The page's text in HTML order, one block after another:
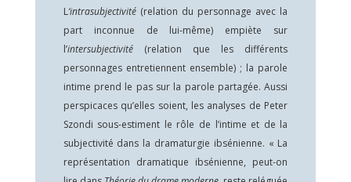
L‘intrasubjectivité (relation du personnage avec la
part inconnue de lui-même) empiète sur
l’intersubjectivité(relation que les différents
personnages entretiennent ensemble) ; la parole
intime prend le pas sur la parole partagée. Aussi
perspicaces qu’elles soient, les analyses de Peter
Szondi sous-estiment le rôle de l’intime et de la
subjectivité dans la dramaturgie ibsénienne. « La
représentation dramatique ibsénienne, peut-on